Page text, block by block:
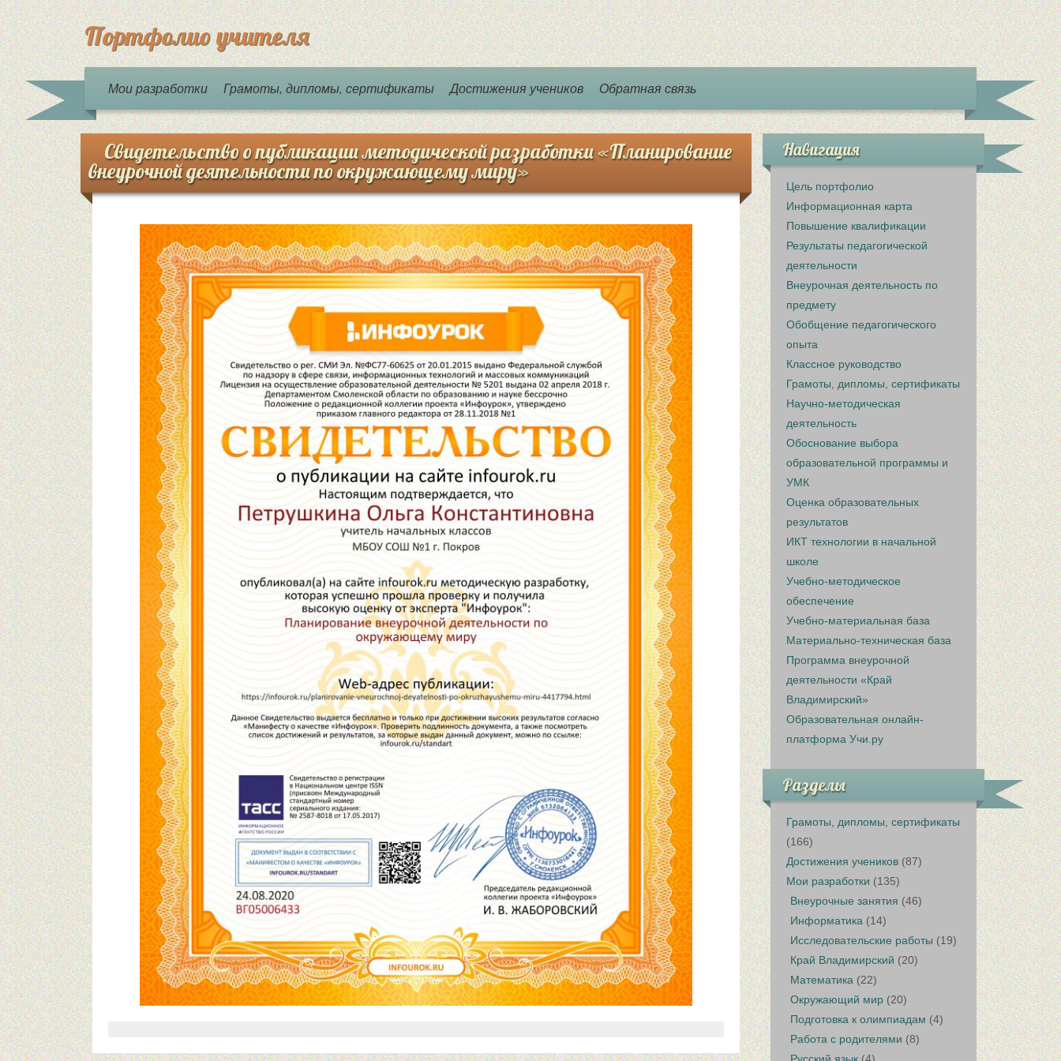
Портфолио учителя
Мои разработки Грамоты, дипломы, сертификаты Достижения учеников Обратная связь
Свидетельство о публикации методической разработки «Планирование
внеурочной деятельности по окружающему миру»
Навигация
Цель портфолио
Информационная карта
Повышение квалификации
Результаты педагогической
деятельности
Внеурочная деятельность по
предмету
Обобщение педагогического
опыта
Классное руководство
Грамоты, дипломы, сертификаты
Научно-методическая
деятельность
Обоснование выбора
образовательной программы и
УМК
Оценка образовательных
результатов
ИКТ технологии в начальной
школе
Учебно-методическое
обеспечение
Учебно-материальная база
Материально-техническая база
Программа внеурочной
деятельности «Край
Владимирский»
Образовательная онлайн-
платформа Учи.ру
Разделы
Грамоты, дипломы, сертификаты
(166)
Достижения учеников (87)
Мои разработки (135)
Внеурочные занятия (46)
Информатика (14)
Исследовательские работы (19)
Край Владимирский (20)
Математика (22)
Окружающий мир (20)
Подготовка к олимпиадам (4)
Работа с родителями (8)